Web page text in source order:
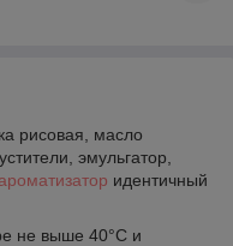
рисовая, масло
эмульгатор,
ароматизатор идентичный
не выше 40°С и